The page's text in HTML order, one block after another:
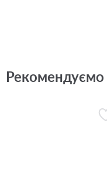
Рекомендуємо